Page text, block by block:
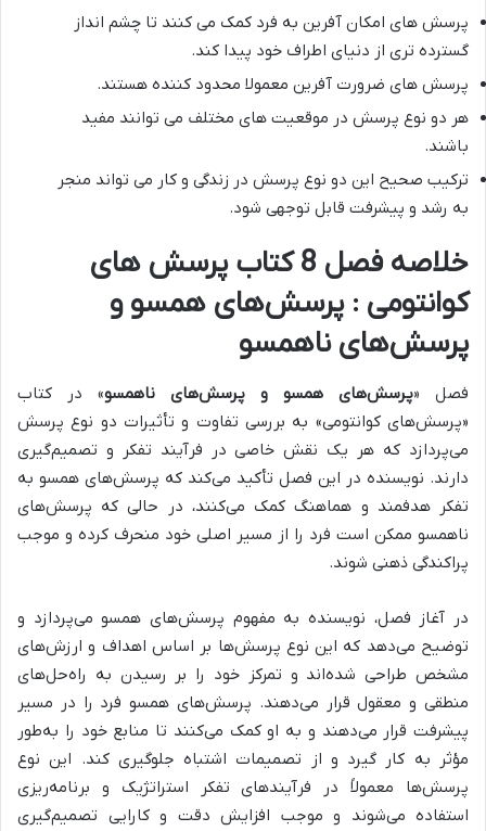
پرسش های امکان آفرین به فرد کمک می کنند تا چشم انداز
گسترده تری از دنیای اطراف خود پیدا کند.
پرسش های ضرورت آفرین معمولا محدود کننده هستند.
هر دو نوع پرسش در موقعیت های مختلف می توانند مفید
باشند.
ترکیب صحیح این دو نوع پرسش در زندگی و کار می تواند منجر
به رشد و پیشرفت قابل توجهی شود.
خلاصه فصل 8 کتاب پرسش های
کوانتومی : پرسش‌های همسو و
پرسش‌های ناهمسو
فصل «پرسش‌های همسو و پرسش‌های ناهمسو» در کتاب
«پرسش‌های کوانتومی» به بررسی تفاوت و تأثیرات دو نوع پرسش
می‌پردازد که هر یک نقش خاصی در فرآیند تفکر و تصمیم‌گیری
دارند. نویسنده در این فصل تأکید می‌کند که پرسش‌های همسو به
تفکر هدفمند و هماهنگ کمک می‌کنند، در حالی که پرسش‌های
ناهمسو ممکن است فرد را از مسیر اصلی خود منحرف کرده و موجب
پراکندگی ذهنی شوند.
در آغاز فصل، نویسنده به مفهوم پرسش‌های همسومی‌پردازد و
توضیح می‌دهد که این نوع پرسش‌ها بر اساس اهداف و ارزش‌های
مشخص طراحی شده‌اند و تمرکز خود را بر رسیدن به راه‌حل‌های
منطقی و معقول قرار می‌دهند. پرسش‌های همسو فرد را در مسیر
پیشرفت قرار می‌دهند و به او کمک می‌کنند تا منابع خود را به‌طور
مؤثر به کار گیرد و از تصمیمات اشتباه جلوگیری کند. این نوع
پرسش‌ها معمولاً در فرآیندهای تفکر استراتژیک و برنامه‌ریزی
استفاده می‌شوند و موجب افزایش دقت و کارایی تصمیم‌گیری